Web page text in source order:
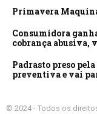
Primavera
Consumidora
cobrança abusiva,
Padrasto preso
preventiva e vai
© 2024 - Todos os